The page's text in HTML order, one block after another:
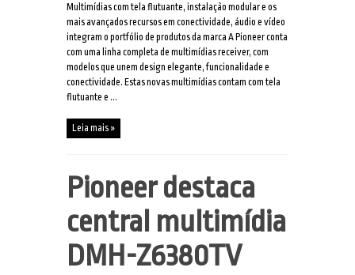
Multimídias com tela flutuante, instalação modular e os
mais avançados recursos em conectividade, áudio e vídeo
integram o portfólio de produtos da marca A Pioneer conta
com uma linha completa de multimídias receiver, com
modelos que unem design elegante, funcionalidade e
conectividade. Estas novas multimídias contam com tela
flutuante e ...
Leia mais »
Pioneer destaca
central multimídia
DMH-Z6380TV